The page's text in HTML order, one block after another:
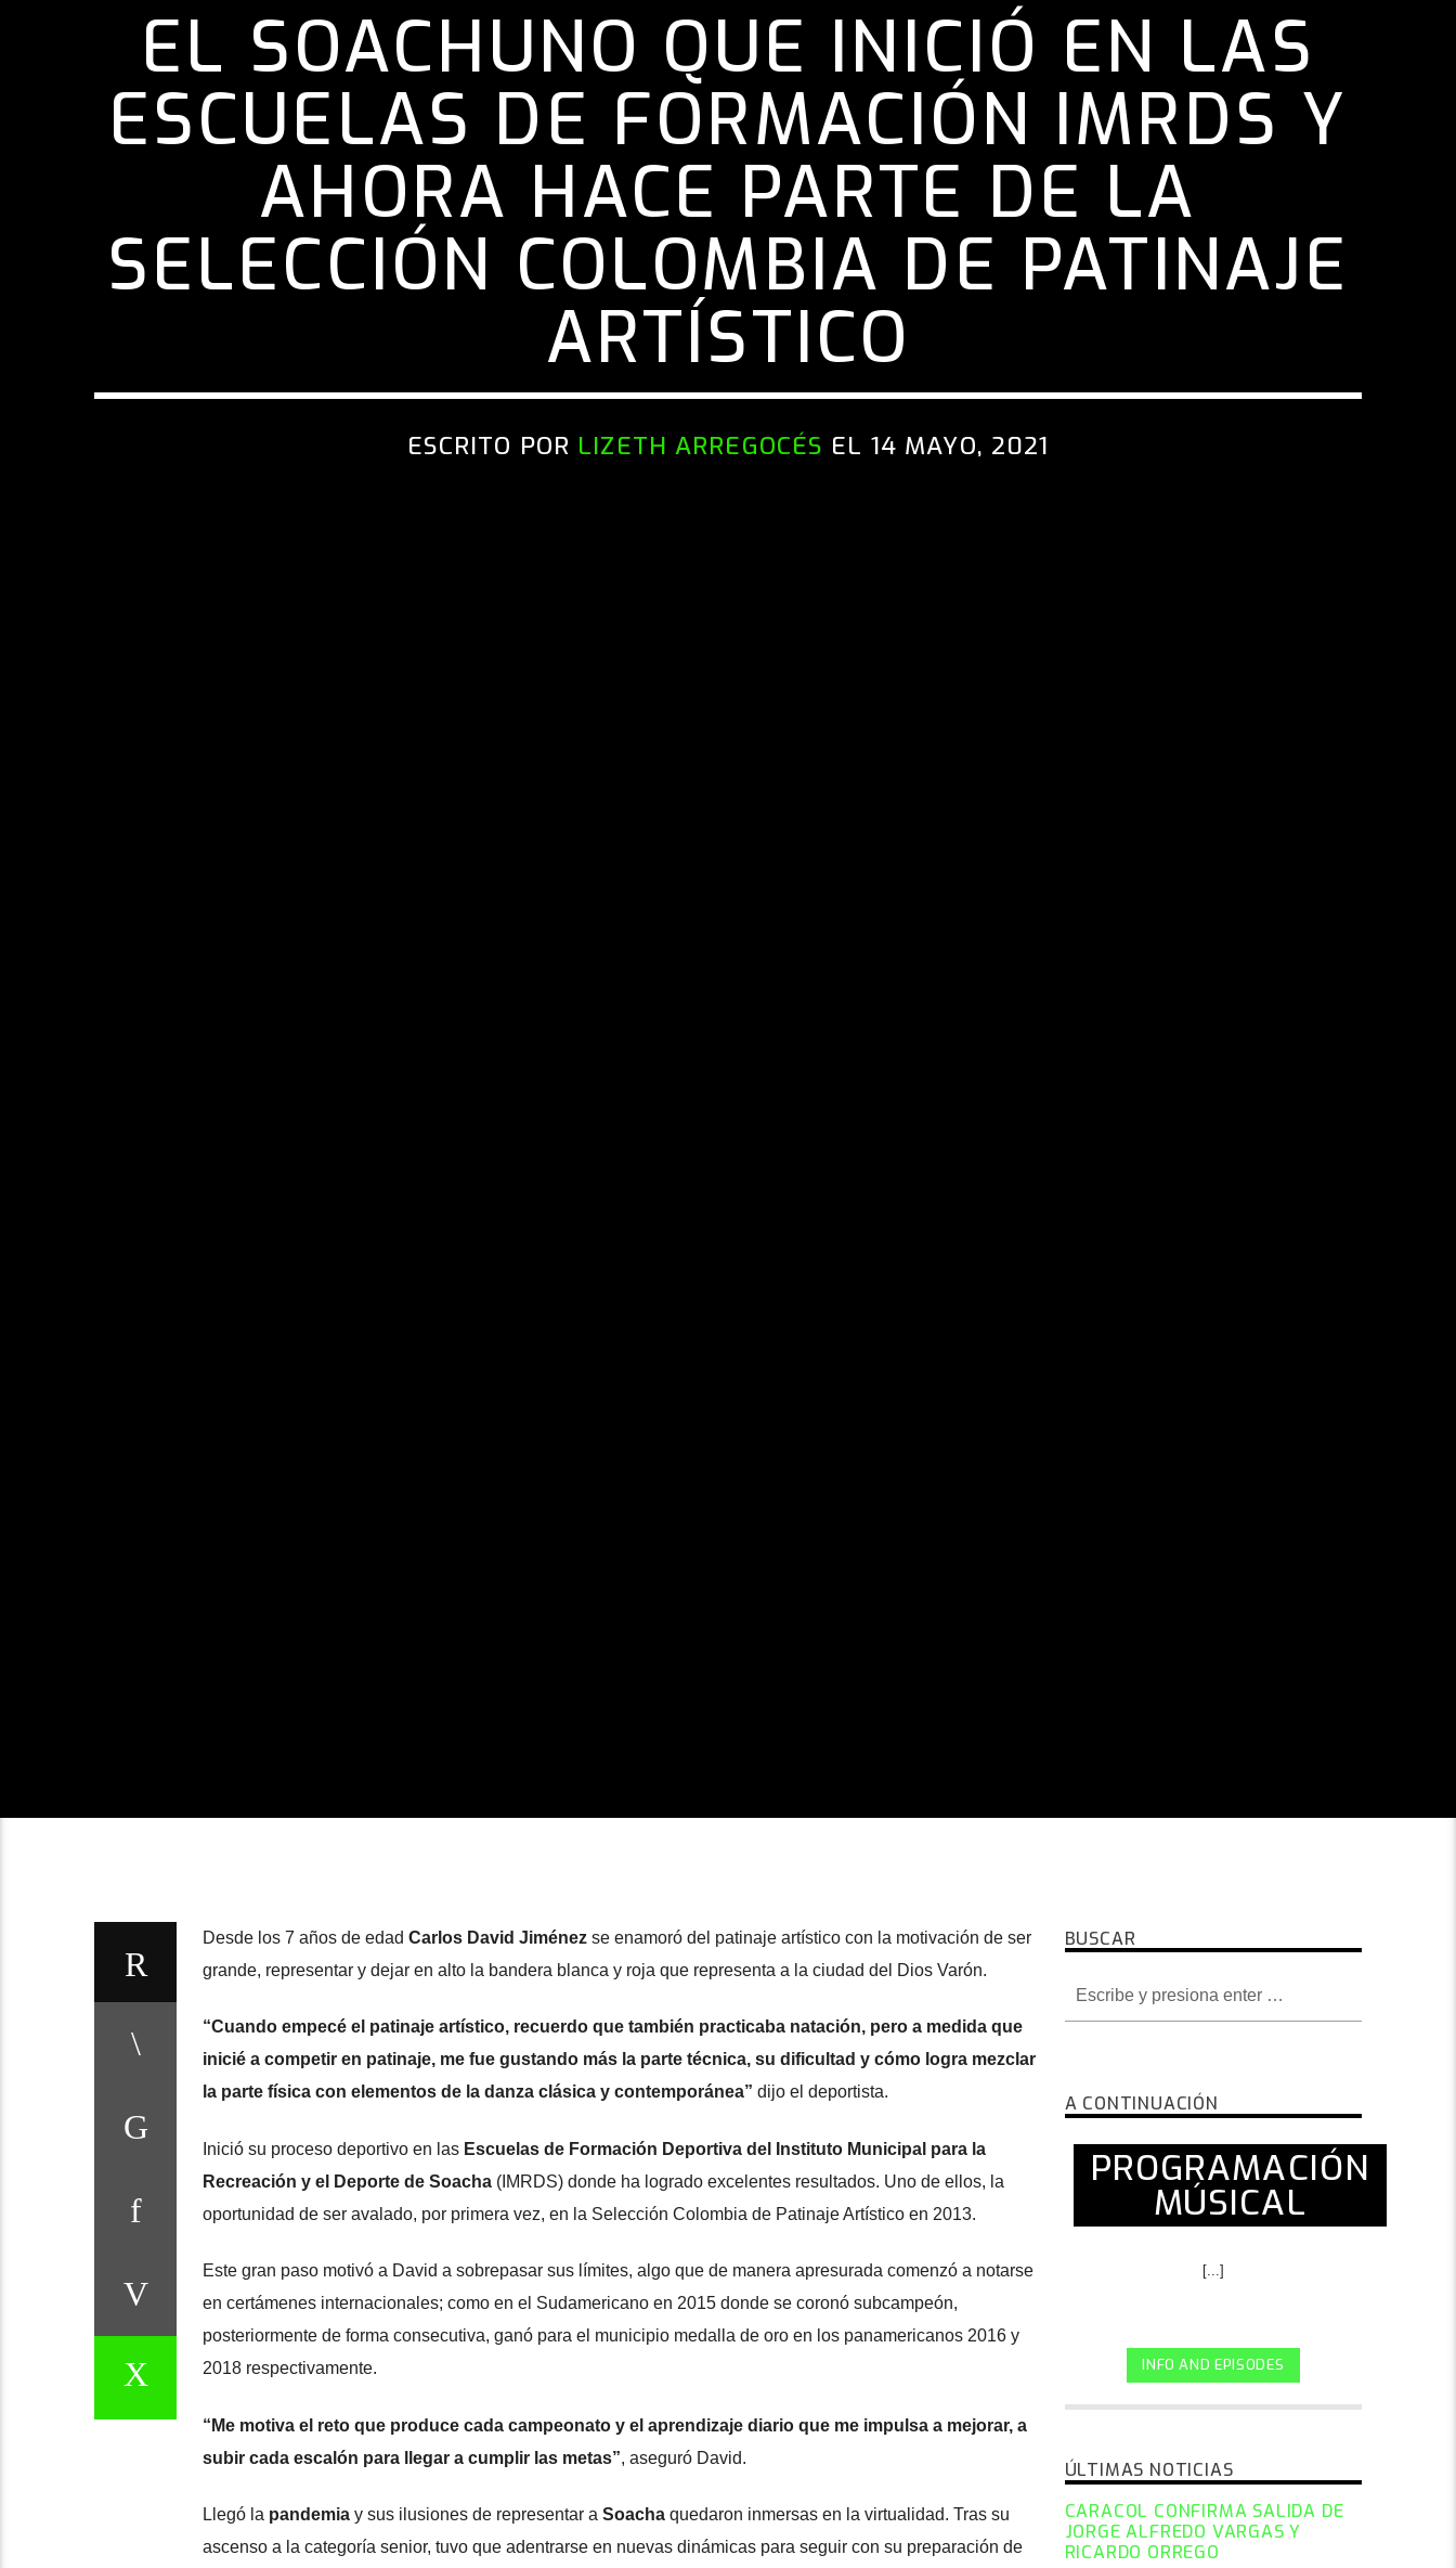
EL SOACHUNO QUE INICIÓ EN LAS
ESCUELAS DE FORMACIÓN IMRDS Y
AHORA HACE PARTE DE LA
SELECCIÓN COLOMBIA DE PATINAJE
ARTÍSTICO
ESCRITO POR LIZETH ARREGOCÉS EL 14 MAYO, 2021
Desde los 7 años de edad Carlos David Jiménezse enamoró del patinaje artístico con la motivación de ser
grande, representar y dejar en alto la bandera blanca y roja que representa a la ciudad del Dios Varón.
“Cuando empecé el patinaje artístico, recuerdo que también practicaba natación, pero a medida que
inicié a competir en patinaje, me fue gustando más la parte técnica, su dificultad y cómo logra mezclar
la parte física con elementos de la danza clásica y contemporánea” dijo el deportista.
Inició su proceso deportivo en las Escuelas de Formación Deportiva del Instituto Municipal para la
Recreación y el Deporte de Soacha(IMRDS) donde ha logrado excelentes resultados. Uno de ellos, la
oportunidad de ser avalado, por primera vez, en la Selección Colombia de Patinaje Artístico en 2013.
Este gran paso motivó a David a sobrepasar sus límites, algo que de manera apresurada comenzó a notarse
en certámenes internacionales; como en el Sudamericano en 2015 donde se coronó subcampeón,
posteriormente de forma consecutiva, ganó para el municipio medalla de oro en los panamericanos 2016 y
2018 respectivamente.
“Me motiva el reto que produce cada campeonato y el aprendizaje diario que me impulsa a mejorar, a
subir cada escalón para llegar a cumplir las metas”, aseguró David.
Llegó la pandemiay sus ilusiones de representar a Soachaquedaron inmersas en la virtualidad. Tras su
ascenso a la categoría senior, tuvo que adentrarse en nuevas dinámicas para seguir con su preparación de
BUSCAR
A CONTINUACIÓN
PROGRAMACIÓN
MÚSICAL
[...]
INFO AND EPISODES
ÚLTIMAS NOTICIAS
CARACOL CONFIRMA SALIDA DE
JORGE ALFREDO VARGAS Y
RICARDO ORREGO